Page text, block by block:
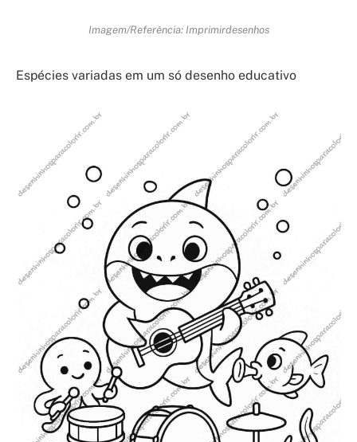
Imagem/Referência: Imprimirdesenhos
Espécies variadas em um só desenho educativo